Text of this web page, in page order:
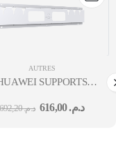
AUTRES
SUPPORTS
د.م.692,20 د.م.616,00